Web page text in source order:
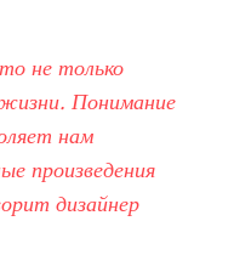
не только
Понимание
нам
произведения
дизайнер